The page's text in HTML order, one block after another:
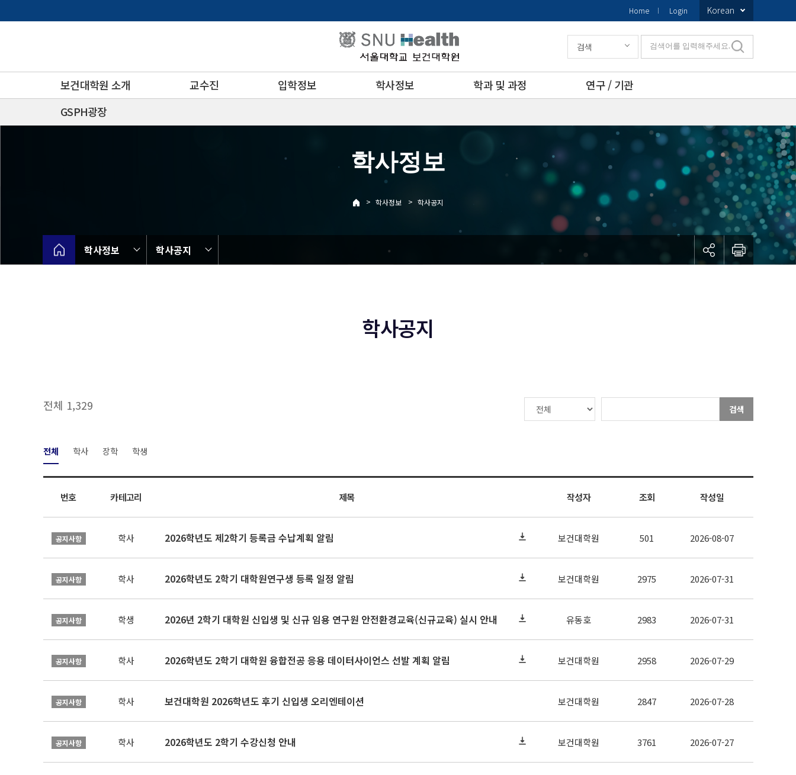
로
Home Login Korean
보건대학원 소개 교수진 입학정보 학사정보 학과 및 과정
연구 / 기관
GSPH광장
검색 검색어를 입력해주세요.
학사정보
> 학사정보 > 학사공지
학사정보 학사공지
학사공지
전체 1,329 검색
전체 학사 장학 학생
번호 카테고리 제목 작성자 조회 작성일
공지사항 학사 2026학년도 제2학기 등록금 수납계획 알림 보건대학원 501 2026-08-07
공지사항 학사 2026학년도 2학기 대학원연구생 등록 일정 알림 보건대학원 2975 2026-07-31
공지사항 학생 2026년 2학기 대학원 신입생 및 신규 임용 연구원 안전환경교육(신규교육) 실시 안내 유동호 2983 2026-07-31
공지사항 학사 2026학년도 2학기 대학원 융합전공 응용 데이터사이언스 선발 계획 알림 보건대학원 2958 2026-07-29
공지사항 학사 보건대학원 2026학년도 후기 신입생 오리엔테이션 보건대학원 2847 2026-07-28
공지사항 학사 2026학년도 2학기 수강신청 안내 보건대학원 3761 2026-07-27